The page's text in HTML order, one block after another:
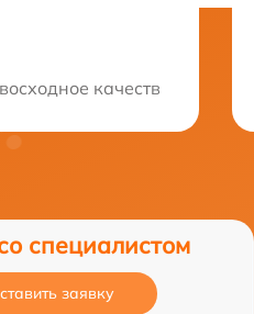
качество
специалистом
заявку